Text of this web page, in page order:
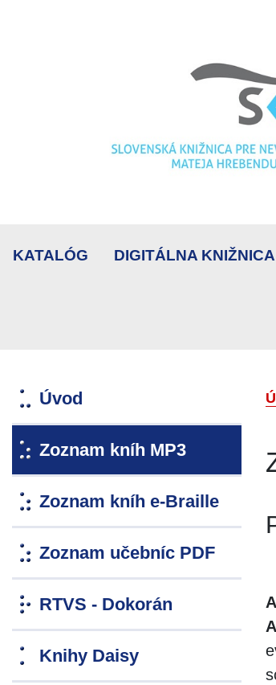
KATALÓG DIGITÁLNA KNIŽNICA
Úvod
Zoznam kníh MP3
Zoznam kníh e-Braille
Zoznam učebníc PDF
RTVS - Dokorán
Knihy Daisy